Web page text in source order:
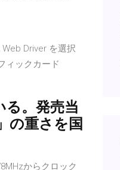
Driver を選択
ィックカード
る。発売当
の重さを国
からクロック